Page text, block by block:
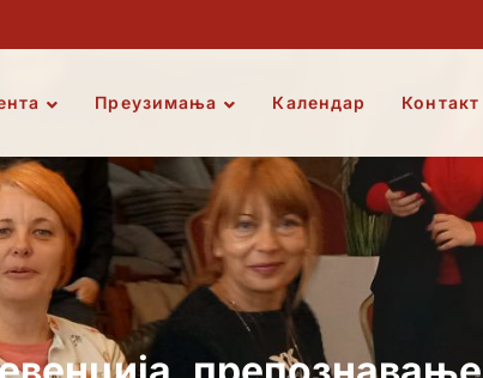
Преузимања Календар Контакт